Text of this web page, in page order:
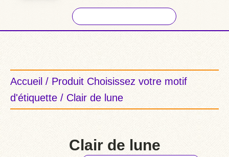
Accueil / Produit Choisissez votre motif
d'étiquette / Clair de lune
Clair de lune